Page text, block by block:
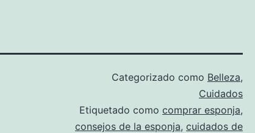
Categorizado como Belleza,
Cuidados
Etiquetado como comprar esponja,
consejos de la esponja, cuidados de